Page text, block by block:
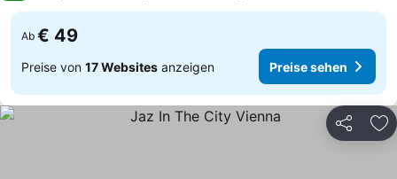
Ab € 49
Preise von 17 Websites anzeigen Preise sehen
Teilen